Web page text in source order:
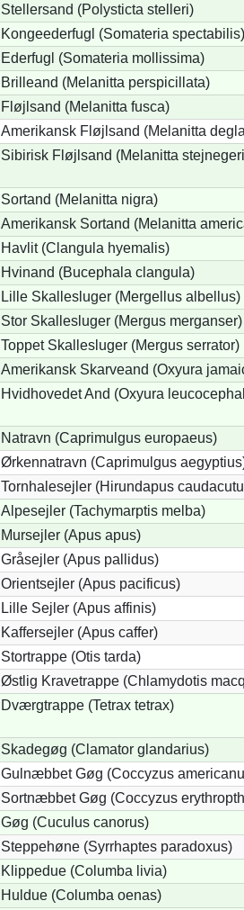
Stellersand (Polysticta stelleri)
Kongeederfugl (Somateria spectabilis)
Ederfugl (Somateria mollissima)
Brilleand (Melanitta perspicillata)
Fløjlsand (Melanitta fusca)
Amerikansk Fløjlsand (Melanitta
Sibirisk Fløjlsand (Melanitta
Sortand (Melanitta nigra)
Amerikansk Sortand (Melanitta
Havlit (Clangula hyemalis)
Hvinand (Bucephala clangula)
Lille Skallesluger (Mergellus albellus)
Stor Skallesluger (Mergus merganser)
Toppet Skallesluger (Mergus serrator)
Amerikansk Skarveand (Oxyura
Hvidhovedet And (Oxyura
Natravn (Caprimulgus europaeus)
Ørkennatravn (Caprimulgus
Tornhalesejler (Hirundapus
Alpesejler (Tachymarptis melba)
Mursejler (Apus apus)
Gråsejler (Apus pallidus)
Orientsejler (Apus pacificus)
Lille Sejler (Apus affinis)
Kaffersejler (Apus caffer)
Stortrappe (Otis tarda)
Østlig Kravetrappe (Chlamydotis
Dværgtrappe (Tetrax tetrax)
Skadegøg (Clamator glandarius)
Gulnæbbet Gøg (Coccyzus
Sortnæbbet Gøg (Coccyzus
Gøg (Cuculus canorus)
Steppehøne (Syrrhaptes paradoxus)
Klippedue (Columba livia)
Huldue (Columba oenas)